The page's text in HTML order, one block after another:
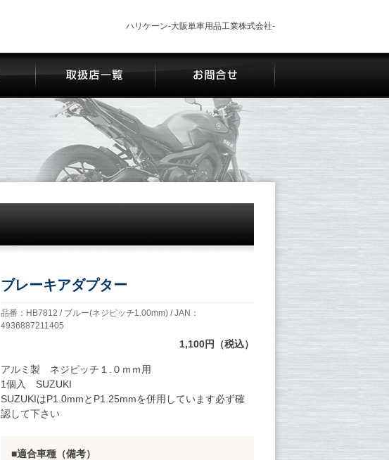
ハリケーン-大阪単車用品工業株式会社-
ブレーキアダプター
品番：HB7812 / ブルー(ネジピッチ1.00mm) / JAN：
4936887211405
1,100円（税込）
アルミ製 ネジピッチ１.０ｍｍ用
1個入 SUZUKI
SUZUKIはP1.0mmとP1.25mmを併用しています必ず確
認して下さい
適合車種（備考）